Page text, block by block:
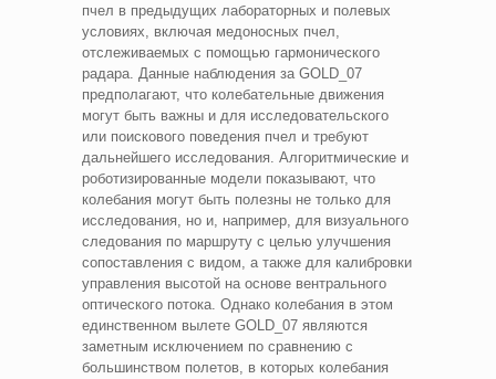
пчел в предыдущих лабораторных и полевых
условиях, включая медоносных пчел,
отслеживаемых с помощью гармонического
радара. Данные наблюдения за GOLD_07
предполагают, что колебательные движения
могут быть важны и для исследовательского
или поискового поведения пчел и требуют
дальнейшего исследования. Алгоритмические и
роботизированные модели показывают, что
колебания могут быть полезны не только для
исследования, но и, например, для визуального
следования по маршруту с целью улучшения
сопоставления с видом, а также для калибровки
управления высотой на основе вентрального
оптического потока. Однако колебания в этом
единственном вылете GOLD_07 являются
заметным исключением по сравнению с
большинством полетов, в которых колебания